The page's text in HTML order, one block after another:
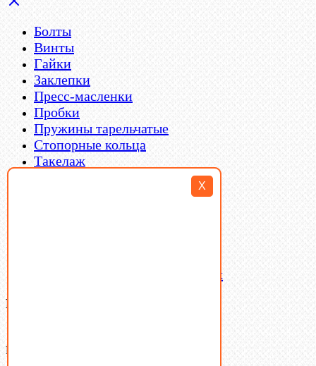
X
Болты
Винты
Гайки
Заклепки
Пресс-масленки
Пробки
Пружины тарельчатые
Стопорные кольца
Такелаж
Латунный и бронзовый крепеж
Ваша корзина
В корзине нет товаров.